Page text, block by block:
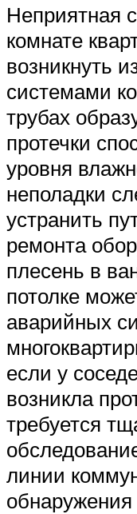
Неприятная
комнате
возникнуть
системами
трубах
протечки
уровня
неполадки
устранить
ремонта
плесень в
потолке
аварийных
если у
возникла
требуется
линии
обнаружения